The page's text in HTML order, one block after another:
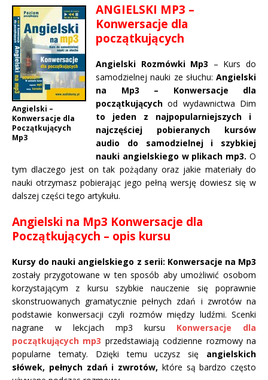
Angielski –
Konwersacje dla
Początkujących
Mp3
ANGIELSKI MP3 –
Konwersacje dla
początkujących
Angielski Rozmówki Mp3 – Kurs do
samodzielnej nauki ze słuchu: Angielski
na Mp3 – Konwersacje dla
początkującychod wydawnictwa Dim
to jeden z najpopularniejszych i
najczęściej pobieranych kursów
audio do samodzielnej i szybkiej
nauki angielskiego w plikach mp3. O
tym dlaczego jest on tak pożądany oraz jakie materiały do
nauki otrzymasz pobierając jego pełną wersję dowiesz się w
dalszej części tego artykułu.
Angielski na Mp3 Konwersacje dla
Początkujących – opis kursu
Kursy do nauki angielskiego z serii: Konwersacje na Mp3
zostały przygotowane w ten sposób aby umożliwić osobom
korzystającym z kursu szybkie nauczenie się poprawnie
skonstruowanych gramatycznie pełnych zdań i zwrotów na
podstawie konwersacji czyli rozmów między ludźmi. Scenki
nagrane w lekcjach mp3 kursu Konwersacje dla
początkujących mp3 przedstawiają codzienne rozmowy na
popularne tematy. Dzięki temu uczysz się angielskich
słówek, pełnych zdań i zwrotów, które są bardzo często